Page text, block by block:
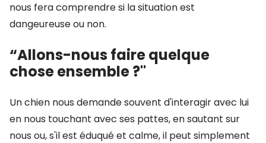
nous fera comprendre si la situation est
dangeureuse ou non.
“Allons-nous faire quelque
chose ensemble ?"
Un chien nous demande souvent d'interagir avec lui
en nous touchant avec ses pattes, en sautant sur
nous ou, s'il est éduqué et calme, il peut simplement